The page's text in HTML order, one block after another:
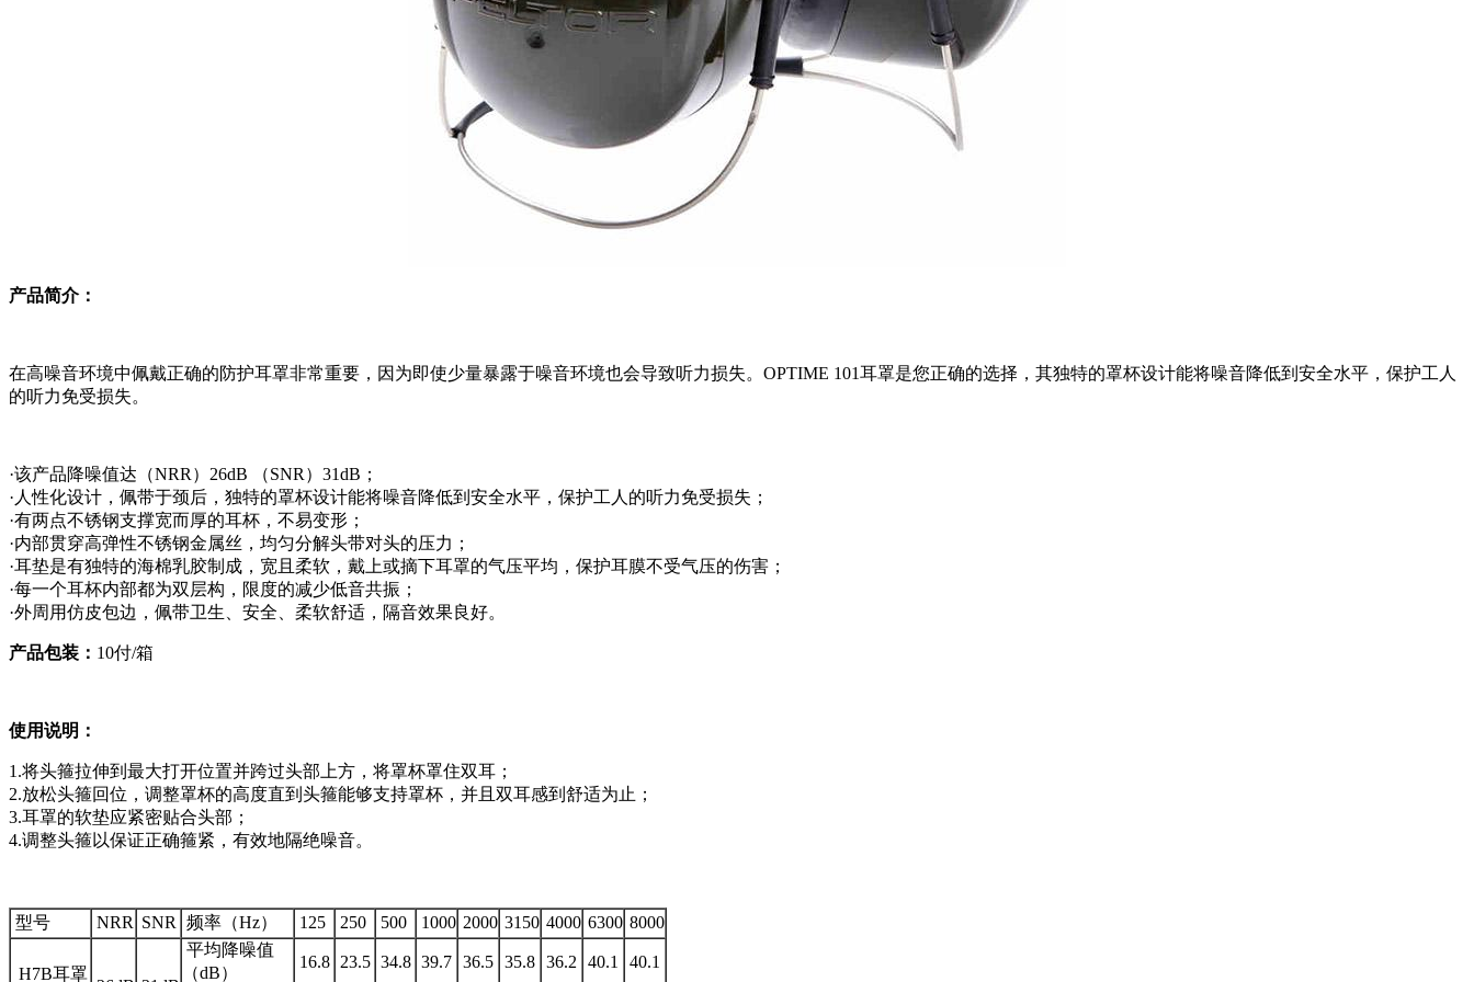
产品简介：
在高噪音环境中佩戴正确的防护耳罩非常重要，因为即使少量暴露于噪音环境也会导致听力损失。OPTIME 101耳罩是您正确的选择，其独特的罩杯设计能将噪音降低到安全水平，保护工人
的听力免受损失。
·该产品降噪值达（NRR）26dB （SNR）31dB；
·人性化设计，佩带于颈后，独特的罩杯设计能将噪音降低到安全水平，保护工人的听力免受损失；
·有两点不锈钢支撑宽而厚的耳杯，不易变形；
·内部贯穿高弹性不锈钢金属丝，均匀分解头带对头的压力；
·耳垫是有独特的海棉乳胶制成，宽且柔软，戴上或摘下耳罩的气压平均，保护耳膜不受气压的伤害；
·每一个耳杯内部都为双层构，限度的减少低音共振；
·外周用仿皮包边，佩带卫生、安全、柔软舒适，隔音效果良好。
产品包装： 10付/箱
使用说明：
1.将头箍拉伸到最大打开位置并跨过头部上方，将罩杯罩住双耳；
2.放松头箍回位，调整罩杯的高度直到头箍能够支持罩杯，并且双耳感到舒适为止；
3.耳罩的软垫应紧密贴合头部；
4.调整头箍以保证正确箍紧，有效地隔绝噪音。
型号 NRR SNR 频率（Hz） 125 250 500 1000 2000 3150 4000 6300 8000
H7B耳罩
平均降噪值
（dB）
16.8 23.5 34.8 39.7 36.5 35.8 36.2 40.1 40.1